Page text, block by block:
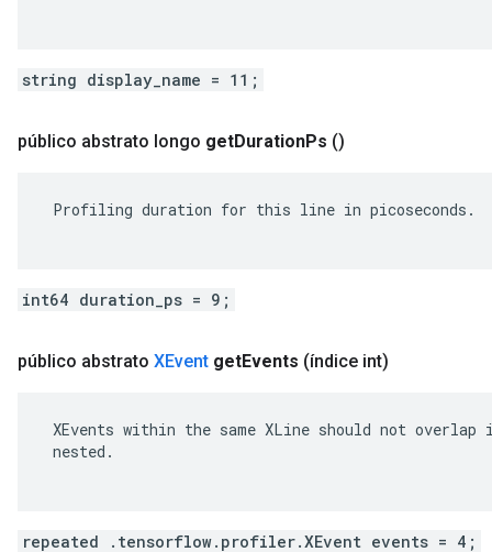
string display_name = 11;
público abstrato longo getDurationPs ()
Profiling duration for this line in picoseconds.
int64 duration_ps = 9;
público abstrato XEvent getEvents (índice int)
XEvents within the same XLine should not
nested.
repeated .tensorflow.profiler.XEvent events = 4;